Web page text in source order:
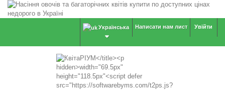
Увійти
Написати нам лист
Українська